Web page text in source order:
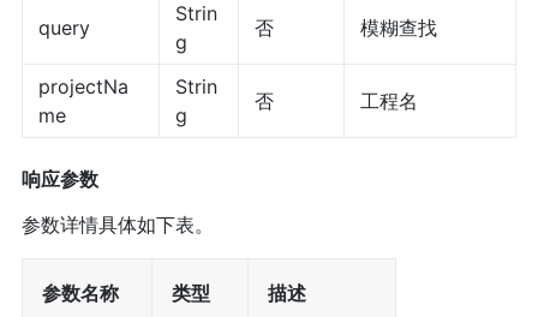
query
Strin
g
否 模糊查找
projectNa
me
Strin
g
否 工程名
响应参数
参数详情具体如下表。
参数名称 类型 描述